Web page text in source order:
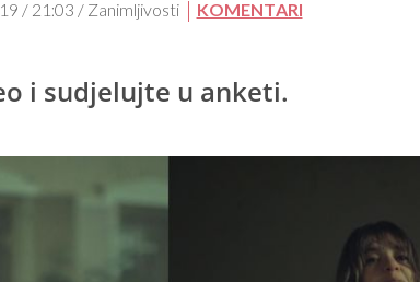
/ 21:03 / Zanimljivosti KOMENTARI
i sudjelujte u anketi.